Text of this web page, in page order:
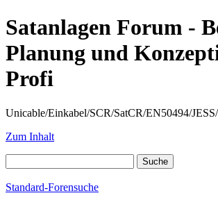
Satanlagen Forum -
Planung und
Profi
Unicable/Einkabel/SCR/SatCR/EN50494/
Zum Inhalt
Standard-Forensuche